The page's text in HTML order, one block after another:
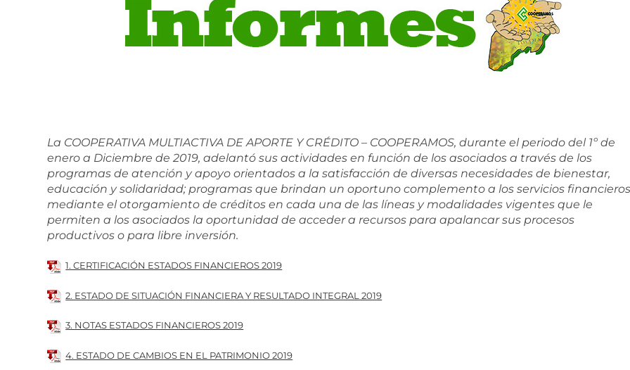
La COOPERATIVA MULTIACTIVA DE APORTE Y CRÉDITO – COOPERAMOS, durante el periodo del 1º de
enero a Diciembre de 2019, adelantó sus actividades en función de los asociados a través de los
programas de atención y apoyo orientados a la satisfacción de diversas necesidades de bienestar,
educación y solidaridad; programas que brindan un oportuno complemento a los servicios
mediante el otorgamiento de créditos en cada una de las líneas y modalidades vigentes que le
permiten a los asociados la oportunidad de acceder a recursos para apalancar sus procesos
productivos o para libre inversión.
1. CERTIFICACIÓN ESTADOS FINANCIEROS 2019
2. ESTADO DE SITUACIÓN FINANCIERA Y RESULTADO INTEGRAL 2019
3. NOTAS ESTADOS FINANCIEROS 2019
4. ESTADO DE CAMBIOS EN EL PATRIMONIO 2019